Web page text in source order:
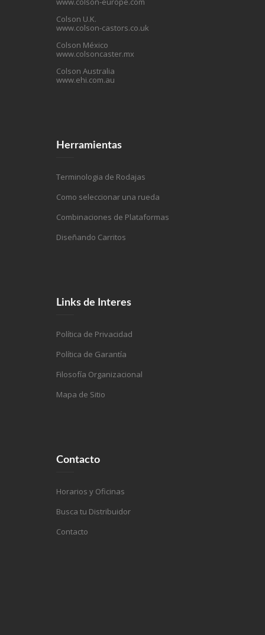
Colson U.K.
www.colson-castors.co.uk
Colson México
www.colsoncaster.mx
Colson Australia
www.ehi.com.au
Herramientas
Terminologia de Rodajas
Como seleccionar una rueda
Combinaciones de Plataformas
Diseñando Carritos
Links de Interes
Política de Privacidad
Política de Garantía
Filosofía Organizacional
Mapa de Sitio
Contacto
Horarios y Oficinas
Busca tu Distribuidor
Contacto